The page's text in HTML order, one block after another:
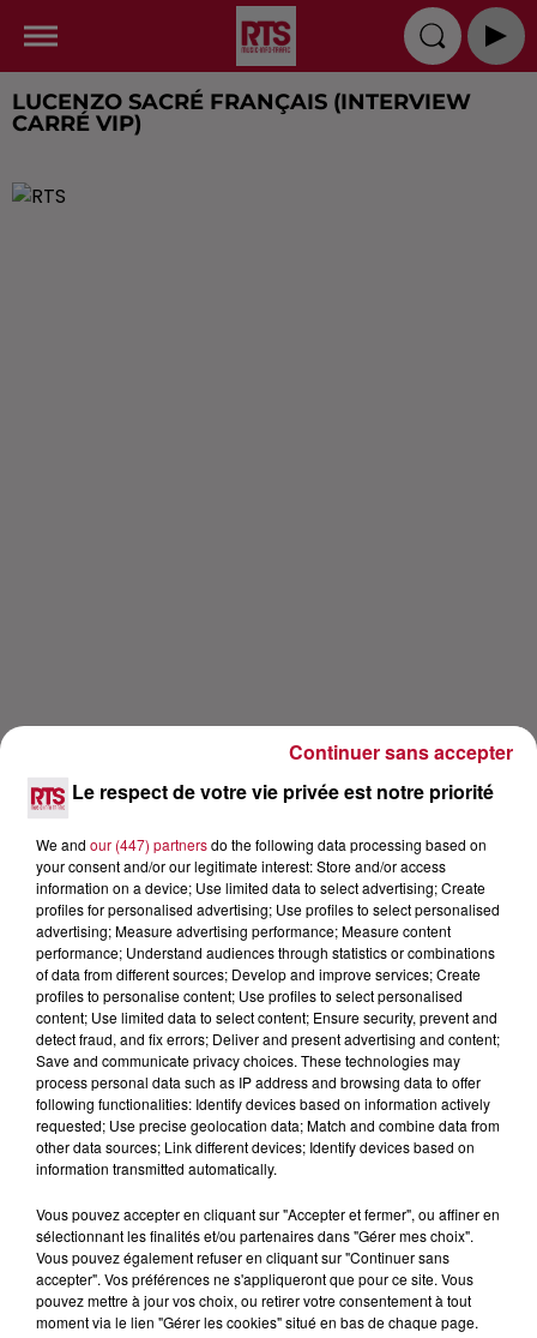
LUCENZO SACRÉ FRANÇAIS (INTERVIEW
CARRÉ VIP)
Lecture (26 min 50 sec)
RTS
23 avril 2021 - 26 min 50 sec
LUCENZO SACRÉ FRANÇAIS (INTERVIEW
CARRÉ VIP)
Vous avez forcément dansé sur l'un de ses tubes :
Danza Kuduro, Bailamos, No me ama, comme plusieurs
millions de personnes dans le monde. Mais saviez-
vous que Lucenzo était un artiste français ? Né à côté
de Bordeaux, d'origine portugaise Lucenzo a
commencé sa carrière en jouant dans les bars et club
de la Gironde. Nico a rencontré cet artiste très
attachant qui ne réalise toujours pas le succès qui lui
Le respect de votre vie privée est notre priorité
We and our (447) partnersdo the following data processing based on
your consent and/or our legitimate interest: Store and/or access
information on a device; Use limited data to select advertising; Create
profiles for personalised advertising; Use profiles to select personalised
advertising; Measure advertising performance; Measure content
performance; Understand audiences through statistics or combinations
of data from different sources; Develop and improve services; Create
profiles to personalise content; Use profiles to select personalised
content; Use limited data to select content; Ensure security, prevent and
detect fraud, and fix errors; Deliver and present advertising and content;
Save and communicate privacy choices. These technologies may
process personal data such as IP address and browsing data to offer
following functionalities: Identify devices based on information actively
requested; Use precise geolocation data; Match and combine data from
other data sources; Link different devices; Identify devices based on
information transmitted automatically.
Vous pouvez accepter en cliquant sur "Accepter et fermer", ou affiner en
sélectionnant les finalités et/ou partenaires dans "Gérer mes choix".
Vous pouvez également refuser en cliquant sur "Continuer sans
accepter". Vos préférences ne s'appliqueront que pour ce site. Vous
pouvez mettre à jour vos choix, ou retirer votre consentement à tout
moment via le lien "Gérer les cookies" situé en bas de chaque page.
Continuer sans accepter